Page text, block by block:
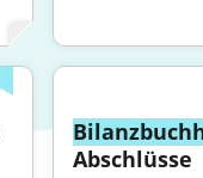
Abschlüsse